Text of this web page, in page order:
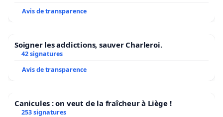
Avis de transparence
Soigner les addictions, sauver Charleroi.
42 signatures
Avis de transparence
Canicules : on veut de la fraîcheur à Liège !
253 signatures